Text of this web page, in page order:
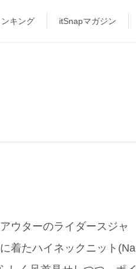
キング itSnapマガジン
ウターのライダースジャ
着たハイネックニット(Na